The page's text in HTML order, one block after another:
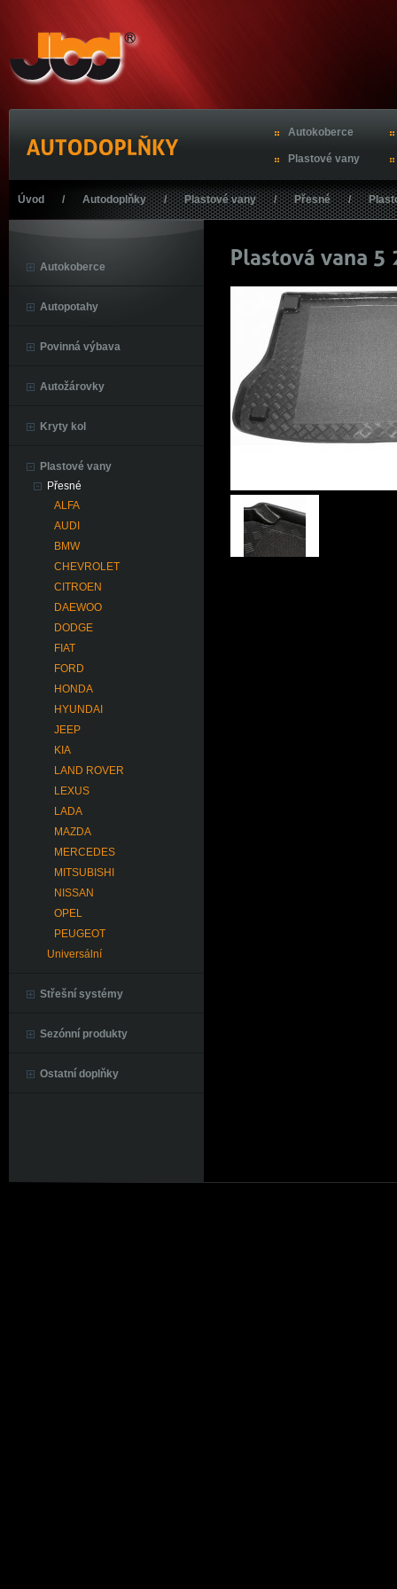
Autokoberce
Plastové vany
Úvod / Autodoplňky / Plastové vany / Přesné /
Autokoberce
Autopotahy
Povinná výbava
Autožárovky
Kryty kol
Plastové vany
Přesné
ALFA
AUDI
BMW
CHEVROLET
CITROEN
DAEWOO
DODGE
FIAT
FORD
HONDA
HYUNDAI
JEEP
KIA
LAND ROVER
LEXUS
LADA
MAZDA
MERCEDES
MITSUBISHI
NISSAN
OPEL
PEUGEOT
Universální
Střešní systémy
Sezónní produkty
Ostatní doplňky